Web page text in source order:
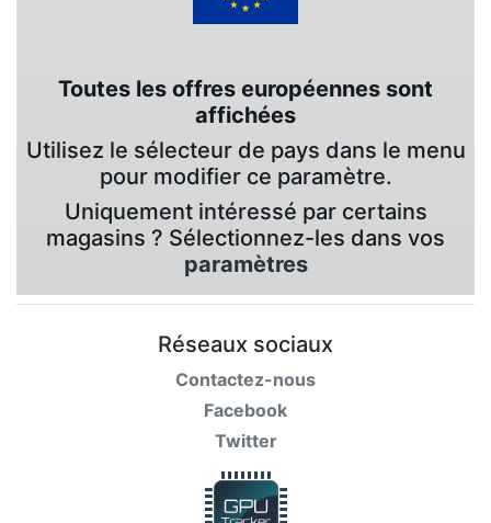
Toutes les offres européennes sont
affichées
Utilisez le sélecteur de pays dans le menu
pour modifier ce paramètre.
Uniquement intéressé par certains
magasins ? Sélectionnez-les dans vos
paramètres
Réseaux sociaux
Contactez-nous
Facebook
Twitter